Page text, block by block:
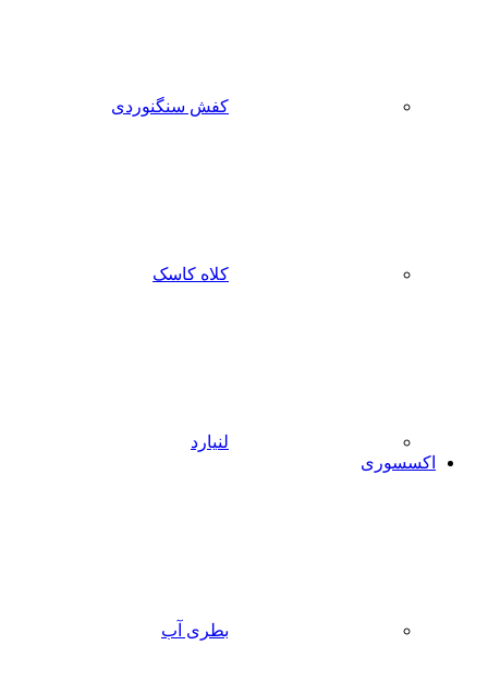
کفش سنگنوردی
کلاه کاسک
لنیارد
اکسسوری
بطری آب